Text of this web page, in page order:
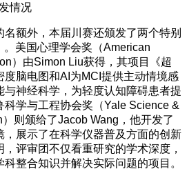
情况
额外，本届川赛还颁发了两个特别
美国心理学会奖（American
）由Simon Liu获得，其项目《超
度脑电图和AI为MCI提供主动情境感
神经科学，为轻度认知障碍患者提
科学与工程协会奖（Yale Science &
则颁给了Jacob Wang，他开发了
，展示了在科学仪器普及方面的创新
评审团不仅看重研究的学术深度，
整合知识并解决实际问题的项目。